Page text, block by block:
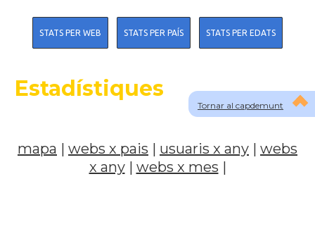
Tornar al capdemunt
STATS PER WEB STATS PER PAÍS STATS PER EDATS
Estadístiques
mapa | webs x pais | usuaris x any | webs
x any| webs x mes |